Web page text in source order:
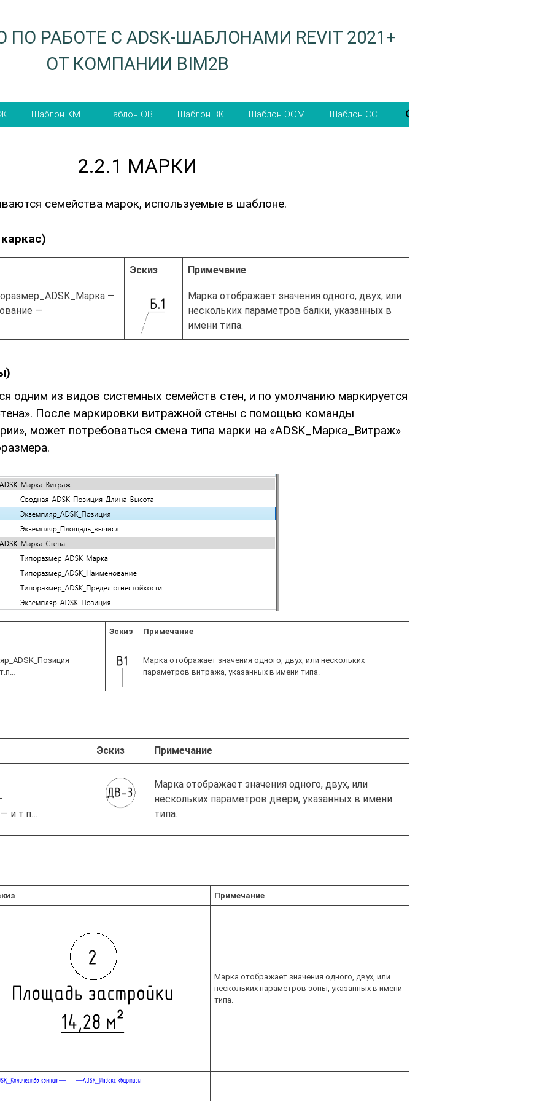
РАБОТЕ С ADSK-ШАБЛОНАМИ REVIT 2021+
ОТ КОМПАНИИ BIM2B
Шаблон Шаблон Шаблон Шаблон Шаблон
2.2.1 МАРКИ
семейства марок, используемые в шаблоне.
Эскиз Примечание
—
—
Марка отображает значения одного, двух, или
нескольких параметров балки, указанных в
имени типа.
одним из видов системных семейств стен, и по умолчанию маркируется
После маркировки витражной стены с помощью команды
может потребоваться смена типа марки на «ADSK_Марка_Витраж»
Эскиз Примечание
—
Марка отображает значения одного, двух, или нескольких
параметров витража, указанных в имени типа.
Эскиз Примечание
и т.п…
Марка отображает значения одного, двух, или
нескольких параметров двери, указанных в имени
типа.
Примечание
Марка отображает значения одного, двух, или
нескольких параметров зоны, указанных в имени
типа.